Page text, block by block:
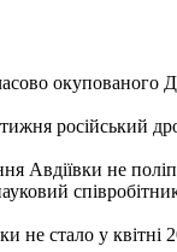
окупованого
російський
Авдіївки не
не стало у квітні